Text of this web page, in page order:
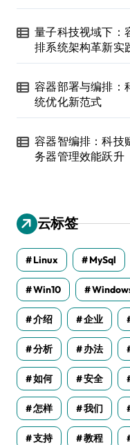
量子科技视域下：
排系统架构革新实
容器部署与编排：
统优化新范式
容器智编排：科技
务器管理效能跃升
云标签
Linux MySql
Win10
介绍 企业
分析 办法
如何 安全
怎样 我们
支持 教程